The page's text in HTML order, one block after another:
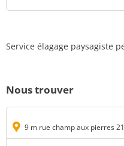
Service élagage paysagiste
Nous trouver
9 m rue champ aux pierres